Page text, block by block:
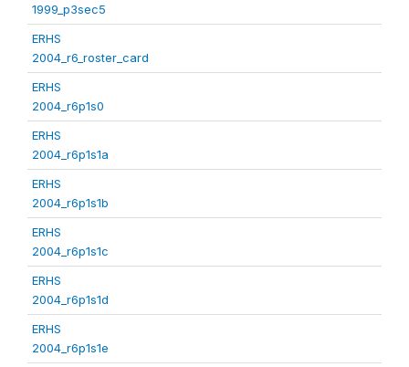
1999_p3sec5
ERHS
2004_r6_roster_card
ERHS
2004_r6p1s0
ERHS
2004_r6p1s1a
ERHS
2004_r6p1s1b
ERHS
2004_r6p1s1c
ERHS
2004_r6p1s1d
ERHS
2004_r6p1s1e